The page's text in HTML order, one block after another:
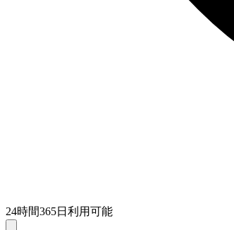
24時間365日利用可能